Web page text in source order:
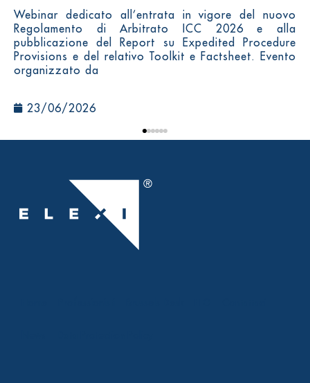
Webinar dedicato all’entrata in vigore del nuovo
Regolamento di Arbitrato ICC 2026 e alla
pubblicazione del Report su Expedited Procedure
Provisions e del relativo Toolkit e Factsheet. Evento
organizzato da
23/06/2026